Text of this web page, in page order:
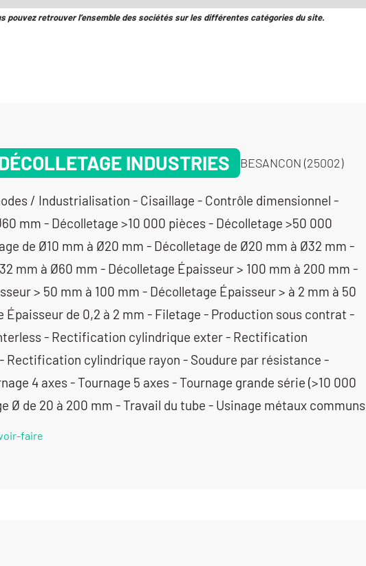
retrouver l’ensemble des sociétés sur les différentes catégories du site.
INDUSTRIES BESANCON (25002)
/ Industrialisation - Cisaillage - Contrôle dimensionnel -
mm - Décolletage >10 000 pièces - Décolletage >50 000
de Ø10 mm à Ø20 mm - Décolletage de Ø20 mm à Ø32 mm -
mm à Ø60 mm - Décolletage Épaisseur > 100 mm à 200 mm -
> 50 mm à 100 mm - Décolletage Épaisseur > à 2 mm à 50
Épaisseur de 0,2 à 2 mm - Filetage - Production sous contrat -
- Rectification cylindrique exter - Rectification
Rectification cylindrique rayon - Soudure par résistance -
4 axes - Tournage 5 axes - Tournage grande série (>10 000
Ø de 20 à 200 mm - Travail du tube - Usinage métaux communs
faire